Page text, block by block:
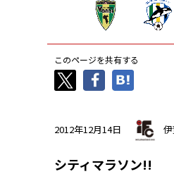
このページを共有する
2012年12月14日
シティマラソン!!